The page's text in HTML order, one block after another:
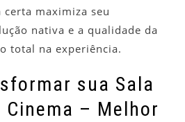
certa maximiza seu
nativa e a qualidade da
total na experiência.
sua Sala
Cinema – Melhor